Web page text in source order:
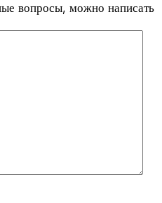
вопросы, можно написать